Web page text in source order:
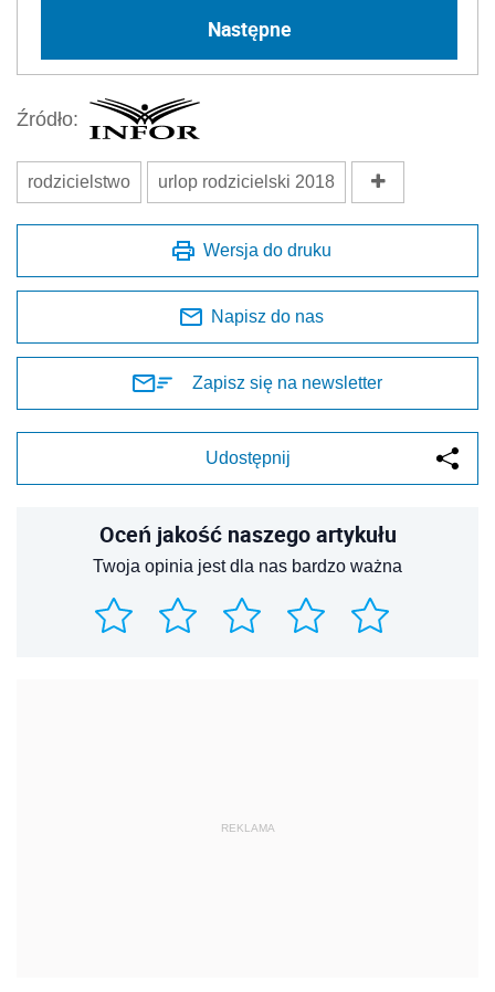
Następne
Źródło:
rodzicielstwo urlop rodzicielski 2018
Wersja do druku
Napisz do nas
Zapisz się na newsletter
Udostępnij
Oceń jakość naszego artykułu
Twoja opinia jest dla nas bardzo ważna
REKLAMA